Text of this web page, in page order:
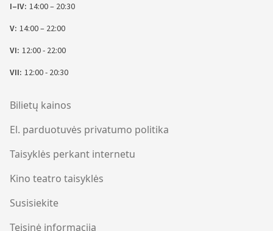
I–IV: 14:00 – 20:30
V: 14:00 – 22:00
VI: 12:00 - 22:00
VII: 12:00 - 20:30
Bilietų kainos
El. parduotuvės privatumo politika
Taisyklės perkant internetu
Kino teatro taisyklės
Susisiekite
Teisinė informacija